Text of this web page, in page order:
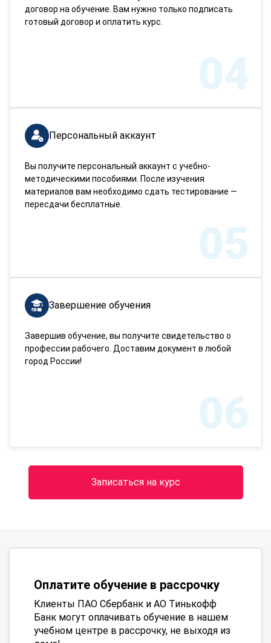
договор на обучение. Вам нужно только подписать
готовый договор и оплатить курс.
04
Персональный аккаунт
Вы получите персональный аккаунт с учебно-
методическими пособиями. После изучения
материалов вам необходимо сдать тестирование —
пересдачи бесплатные.
05
Завершение обучения
Завершив обучение, вы получите свидетельство о
профессии рабочего. Доставим документ в любой
город России!
06
Записаться на курс
Оплатите обучение в рассрочку
Клиенты ПАО Сбербанк и АО Тинькофф
Банк могут оплачивать обучение в нашем
учебном центре в рассрочку, не выходя из